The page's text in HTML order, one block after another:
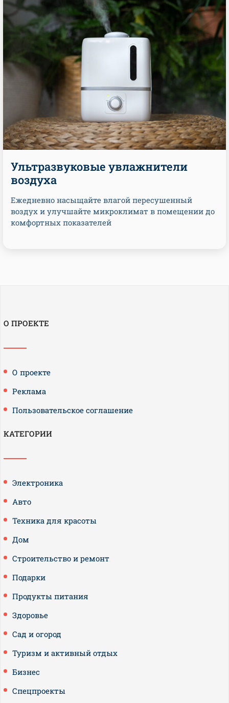
Ультразвуковые увлажнители
воздуха
Ежедневно насыщайте влагой пересушенный
воздух и улучшайте микроклимат в помещении до
комфортных показателей
О ПРОЕКТЕ
О проекте
Реклама
Пользовательское соглашение
КАТЕГОРИИ
Электроника
Авто
Техника для красоты
Дом
Строительство и ремонт
Подарки
Продукты питания
Здоровье
Сад и огород
Туризм и активный отдых
Бизнес
Спецпроекты